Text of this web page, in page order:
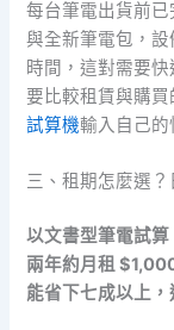
每台筆電出貨前
與全新筆電包，
時間，這對需要
要比較租賃與購
試算機輸入自己的
三、租期怎麼選
以文書型筆電試
兩年約月租
能省下七成以上